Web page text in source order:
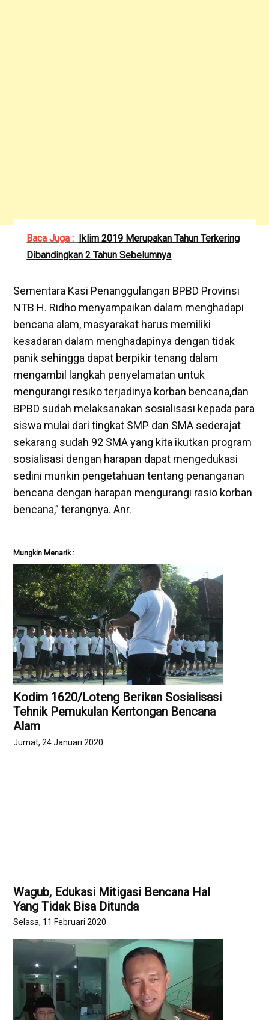
Baca Juga : Iklim 2019 Merupakan Tahun Terkering
Dibandingkan 2 Tahun Sebelumnya
Sementara Kasi Penanggulangan BPBD Provinsi
NTB H. Ridho menyampaikan dalam menghadapi
bencana alam, masyarakat harus memiliki
kesadaran dalam menghadapinya dengan tidak
panik sehingga dapat berpikir tenang dalam
mengambil langkah penyelamatan untuk
mengurangi resiko terjadinya korban bencana,dan
BPBD sudah melaksanakan sosialisasi kepada para
siswa mulai dari tingkat SMP dan SMA sederajat
sekarang sudah 92 SMA yang kita ikutkan program
sosialisasi dengan harapan dapat mengedukasi
sedini munkin pengetahuan tentang penanganan
bencana dengan harapan mengurangi rasio korban
bencana,” terangnya. Anr.
Mungkin Menarik :
Kodim 1620/Loteng Berikan Sosialisasi
Tehnik Pemukulan Kentongan Bencana
Alam
Jumat, 24 Januari 2020
Wagub, Edukasi Mitigasi Bencana Hal
Yang Tidak Bisa Ditunda
Selasa, 11 Februari 2020